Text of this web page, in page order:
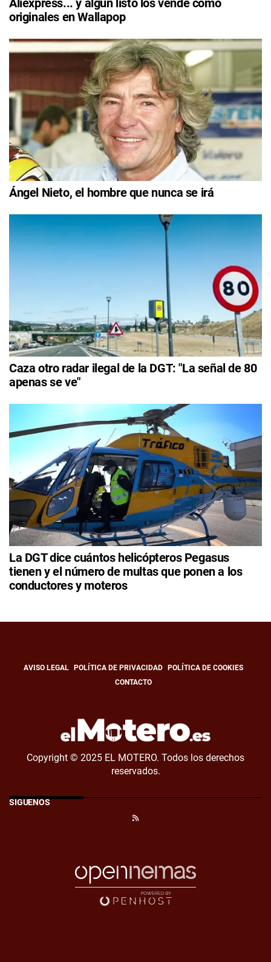
Aliexpress... y algún listo los vende como
originales en Wallapop
Ángel Nieto, el hombre que nunca se irá
Caza otro radar ilegal de la DGT: "La señal de 80
apenas se ve"
La DGT dice cuántos helicópteros Pegasus
tienen y el número de multas que ponen a los
conductores y moteros
AVISO LEGAL POLÍTICA DE PRIVACIDAD
POLÍTICA DE COOKIES
CONTACTO
Copyright © 2025 EL MOTERO. Todos los derechos
reservados.
SÍGUENOS